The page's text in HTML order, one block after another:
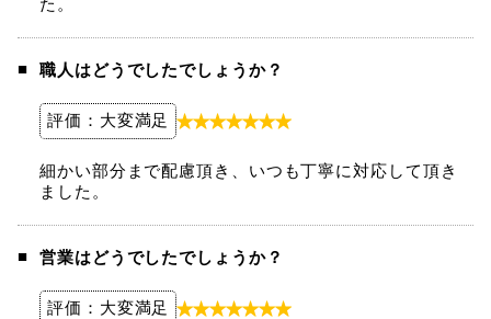
た。
職人はどうでしたでしょうか？
評価：大変満足
細かい部分まで配慮頂き、いつも丁寧に対応して頂き
ました。
営業はどうでしたでしょうか？
評価：大変満足